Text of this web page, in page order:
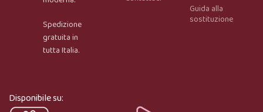
Onar AI Assistant
Spedizione
gratuita in
tutta Italia.
Guida alla
sostituzione
Disponibile su: